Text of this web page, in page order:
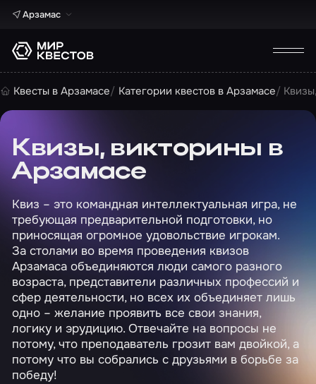
Арзамас
Квесты в Арзамасе Категории квестов в Арзамасе
Квизы, викторины в
Арзамасе
Квиз – это командная интеллектуальная игра, не
требующая предварительной подготовки, но
приносящая огромное удовольствие игрокам.
За столами во время проведения квизов
Арзамаса объединяются люди самого разного
возраста, представители различных профессий и
сфер деятельности, но всех их объединяет лишь
одно – желание проявить все свои знания,
логику и эрудицию. Отвечайте на вопросы не
потому, что преподаватель грозит вам двойкой, а
потому что вы собрались с друзьями в борьбе за
победу!